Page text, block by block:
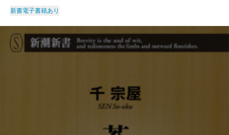
新書電子書籍あり